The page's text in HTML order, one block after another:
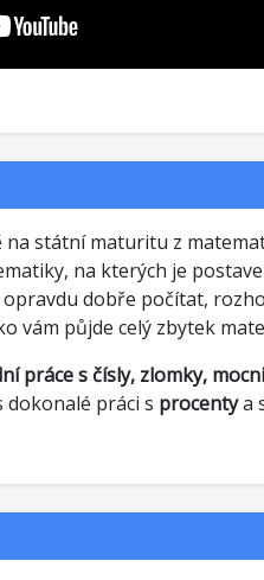
státní maturitu z
na kterých je
dobře počítat,
vám půjde celý zbytek
práce s čísly, zlomky,
dokonalé práci s procentya